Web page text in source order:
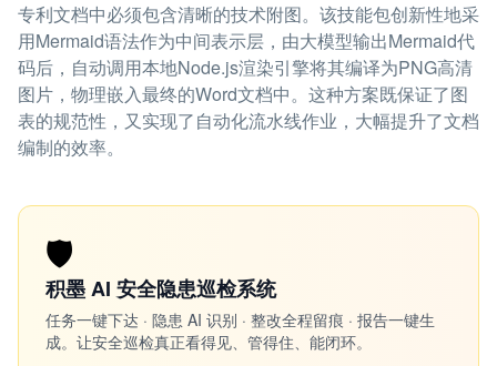
专利文档中必须包含清晰的技术附图。该技能包创新性地采
用Mermaid语法作为中间表示层，由大模型输出Mermaid代
码后，自动调用本地Node.js渲染引擎将其编译为PNG高清
图片，物理嵌入最终的Word文档中。这种方案既保证了图
表的规范性，又实现了自动化流水线作业，大幅提升了文档
编制的效率。
🛡️
积墨 AI 安全隐患巡检系统
任务一键下达 · 隐患 AI 识别 · 整改全程留痕 · 报告一键生
成。让安全巡检真正看得见、管得住、能闭环。